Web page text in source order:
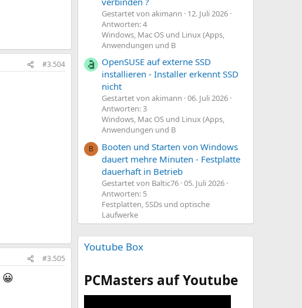
#3.504
#3.505
😀
Gestartet von akimann
12. Juli 2026
Antworten: 4
Windows, Mac OS und Linux (Apps,
Anwendungen und B
OpenSUSE auf externe SSD
installieren - Installer erkennt SSD
nicht
Gestartet von akimann 06. Juli 2026
Antworten: 3
Windows, Mac OS und Linux (Apps,
Anwendungen und B
B
Booten und Starten von Windows
dauert mehre Minuten - Festplatte
dauerhaft in Betrieb
Gestartet von Baltic76 05. Juli 2026
Antworten: 5
Festplatten, SSDs und optische
Laufwerke
Youtube Box
PCMasters auf Youtube